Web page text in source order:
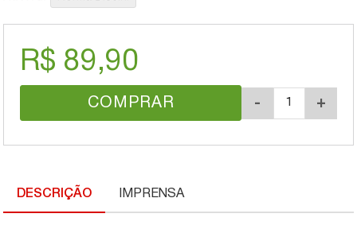
R$ 89,90
COMPRAR - +
DESCRIÇÃO IMPRENSA